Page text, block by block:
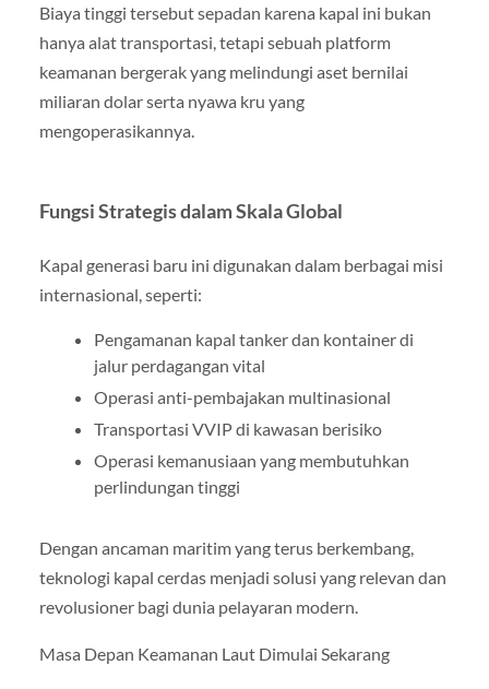
Biaya tinggi tersebut sepadan karena kapal ini bukan
hanya alat transportasi, tetapi sebuah platform
keamanan bergerak yang melindungi aset bernilai
miliaran dolar serta nyawa kru yang
mengoperasikannya.
Fungsi Strategis dalam Skala Global
Kapal generasi baru ini digunakan dalam berbagai misi
internasional, seperti:
Pengamanan kapal tanker dan kontainer di
jalur perdagangan vital
Operasi anti-pembajakan multinasional
Transportasi VVIP di kawasan berisiko
Operasi kemanusiaan yang membutuhkan
perlindungan tinggi
Dengan ancaman maritim yang terus berkembang,
teknologi kapal cerdas menjadi solusi yang relevan dan
revolusioner bagi dunia pelayaran modern.
Masa Depan Keamanan Laut Dimulai Sekarang